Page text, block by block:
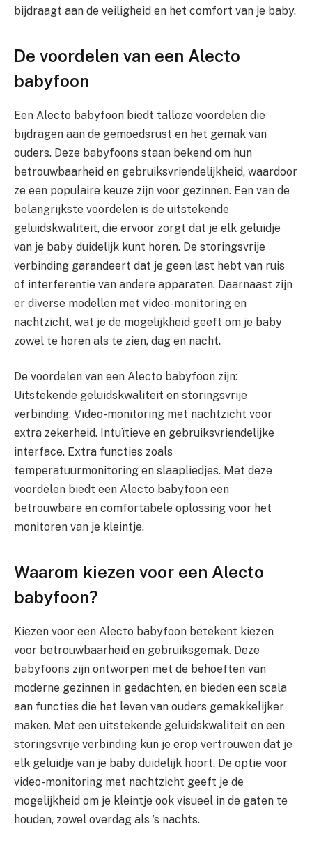
bijdraagt aan de veiligheid en het comfort van je baby.
De voordelen van een Alecto
babyfoon
Een Alecto babyfoon biedt talloze voordelen die
bijdragen aan de gemoedsrust en het gemak van
ouders. Deze babyfoons staan bekend om hun
betrouwbaarheid en gebruiksvriendelijkheid, waardoor
ze een populaire keuze zijn voor gezinnen. Een van de
belangrijkste voordelen is de uitstekende
geluidskwaliteit, die ervoor zorgt dat je elk geluidje
van je baby duidelijk kunt horen. De storingsvrije
verbinding garandeert dat je geen last hebt van ruis
of interferentie van andere apparaten. Daarnaast zijn
er diverse modellen met video-monitoring en
nachtzicht, wat je de mogelijkheid geeft om je baby
zowel te horen als te zien, dag en nacht.
De voordelen van een Alecto babyfoon zijn:
Uitstekende geluidskwaliteit en storingsvrije
verbinding. Video-monitoring met nachtzicht voor
extra zekerheid. Intuïtieve en gebruiksvriendelijke
interface. Extra functies zoals
temperatuurmonitoring en slaapliedjes. Met deze
voordelen biedt een Alecto babyfoon een
betrouwbare en comfortabele oplossing voor het
monitoren van je kleintje.
Waarom kiezen voor een Alecto
babyfoon?
Kiezen voor een Alecto babyfoon betekent kiezen
voor betrouwbaarheid en gebruiksgemak. Deze
babyfoons zijn ontworpen met de behoeften van
moderne gezinnen in gedachten, en bieden een scala
aan functies die het leven van ouders gemakkelijker
maken. Met een uitstekende geluidskwaliteit en een
storingsvrije verbinding kun je erop vertrouwen dat je
elk geluidje van je baby duidelijk hoort. De optie voor
video-monitoring met nachtzicht geeft je de
mogelijkheid om je kleintje ook visueel in de gaten te
houden, zowel overdag als ’s nachts.